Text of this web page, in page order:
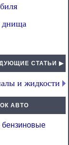
днища
СТАТЬИ ▶
и жидкости
АВТО
бензиновые